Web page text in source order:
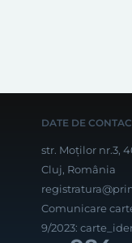
DATE DE
str. Moților nr.3,
Cluj, România
Comunicare
9/2023: